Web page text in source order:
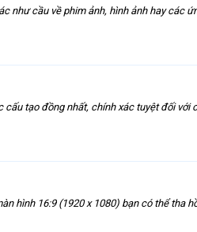
cầu về phim ảnh, hình ảnh hay các
tạo đồng nhất, chính xác tuyệt đối với
hình 16:9 (1920 x 1080) bạn có thể tha